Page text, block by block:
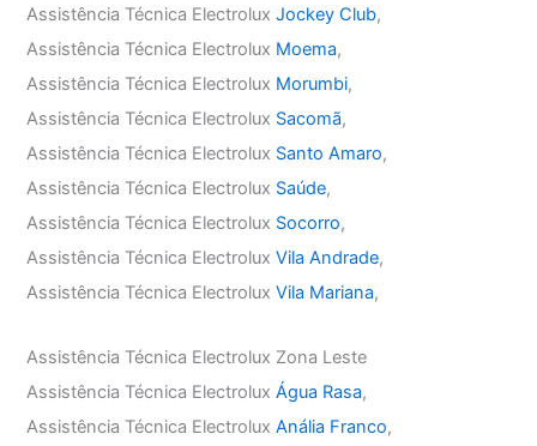
Assistência Técnica ElectroluxJockey Club,
Assistência Técnica Electrolux Moema,
Assistência Técnica Electrolux Morumbi,
Assistência Técnica Electrolux Sacomã,
Assistência Técnica Electrolux Santo Amaro,
Assistência Técnica Electrolux Saúde,
Assistência Técnica Electrolux Socorro,
Assistência Técnica ElectroluxVila Andrade,
Assistência Técnica ElectroluxVila Mariana,
Assistência Técnica Electrolux Zona Leste
Assistência Técnica ElectroluxÁgua Rasa,
Assistência Técnica ElectroluxAnália Franco,